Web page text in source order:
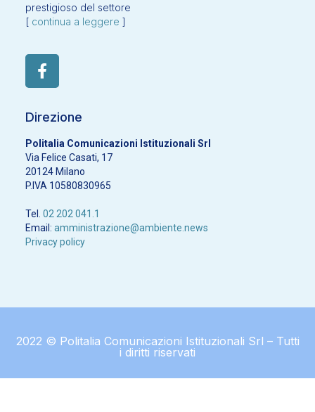
prestigioso del settore
[ continua a leggere ]
Direzione
Politalia Comunicazioni Istituzionali Srl
Via Felice Casati, 17
20124 Milano
P.IVA 10580830965
Tel. 02 202 041.1
Email: amministrazione@ambiente.news
Privacy policy
2022 © Politalia Comunicazioni Istituzionali Srl – Tutti
i diritti riservati